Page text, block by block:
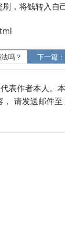
，将钱转入自
吗？ 下一篇：
表作者本人。
请发送邮件